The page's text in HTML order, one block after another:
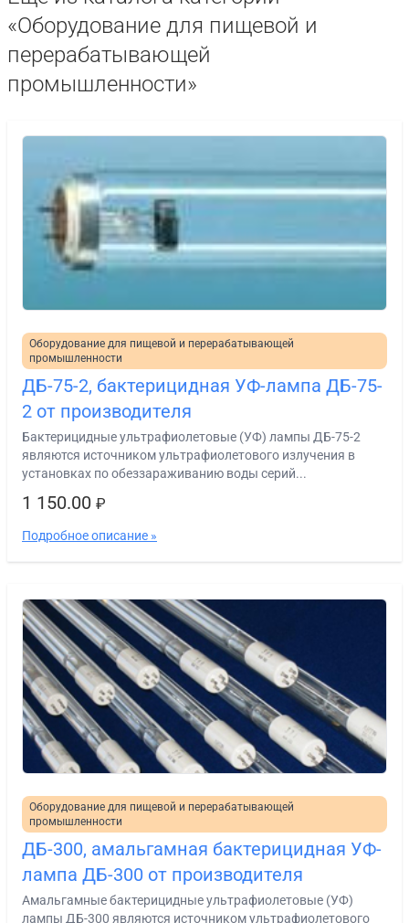
«Оборудование для пищевой и
перерабатывающей
промышленности»
Оборудование для пищевой и перерабатывающей
промышленности
ДБ-75-2, бактерицидная УФ-лампа ДБ-75-
2 от производителя
Бактерицидные ультрафиолетовые (УФ) лампы ДБ-75-2
являются источником ультрафиолетового излучения в
установках по обеззараживанию воды серий...
1 150.00 ₽
Подробное описание »
Оборудование для пищевой и перерабатывающей
промышленности
ДБ-300, амальгамная бактерицидная УФ-
лампа ДБ-300 от производителя
Амальгамные бактерицидные ультрафиолетовые (УФ)
лампы ДБ-300 являются источником ультрафиолетового